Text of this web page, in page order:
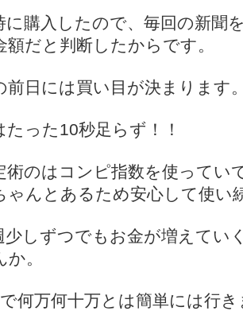
に購入したので、毎回の新聞
額だと判断したからです。
前日には買い目が決まります
たった10秒足らず！！
術のはコンピ指数を使ってい
ゃんとあるため安心して使い
少しずつでもお金が増えてい
。
何万何十万とは簡単には行